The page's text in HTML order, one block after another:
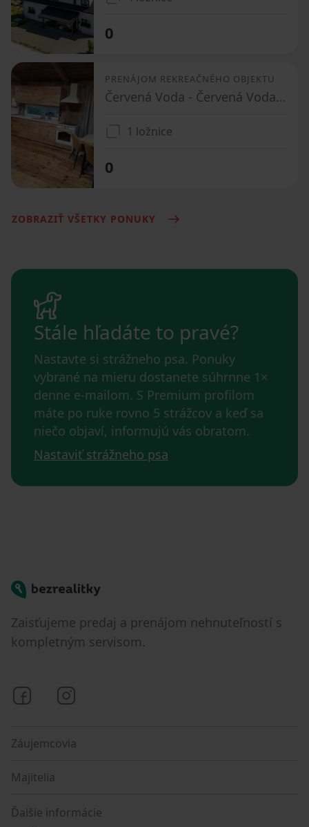
0
PRENÁJOM REKREAČNÉHO OBJEKTU
Červená Voda - Červená Voda, Pardubický kraj
1 ložnice
0
ZOBRAZIŤ VŠETKY PONUKY
Stále hľadáte to pravé?
Nastavte si strážneho psa. Ponuky
vybrané na mieru dostanete súhrnne 1×
denne e-mailom. S Premium profilom
máte po ruke rovno 5 strážcov a keď sa
niečo objaví, informujú vás obratom.
Nastaviť strážneho psa
Bezrealitky
Zaisťujeme predaj a prenájom nehnuteľností s
kompletným servisom.
Bezrealitky na Facebooku
Záujemcovia
Majitelia
Ďalšie informácie